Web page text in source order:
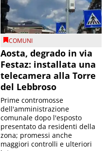
COMUNI
Aosta, degrado in via
Festaz: installata una
telecamera alla Torre
del Lebbroso
Prime contromosse
dell'amministrazione
comunale dopo l'esposto
presentato da residenti della
zona; promessi anche
maggiori controlli e ulteriori